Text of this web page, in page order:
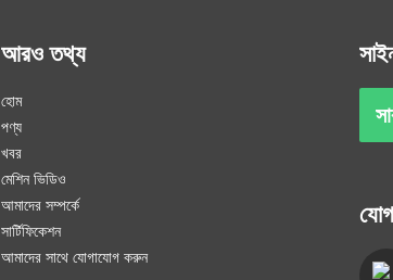
আরও তথ্য
হোম
পণ্য
খবর
মেশিন ভিডিও
আমাদের সম্পর্কে
সার্টিফিকেশন
আমাদের সাথে যোগাযোগ করুন